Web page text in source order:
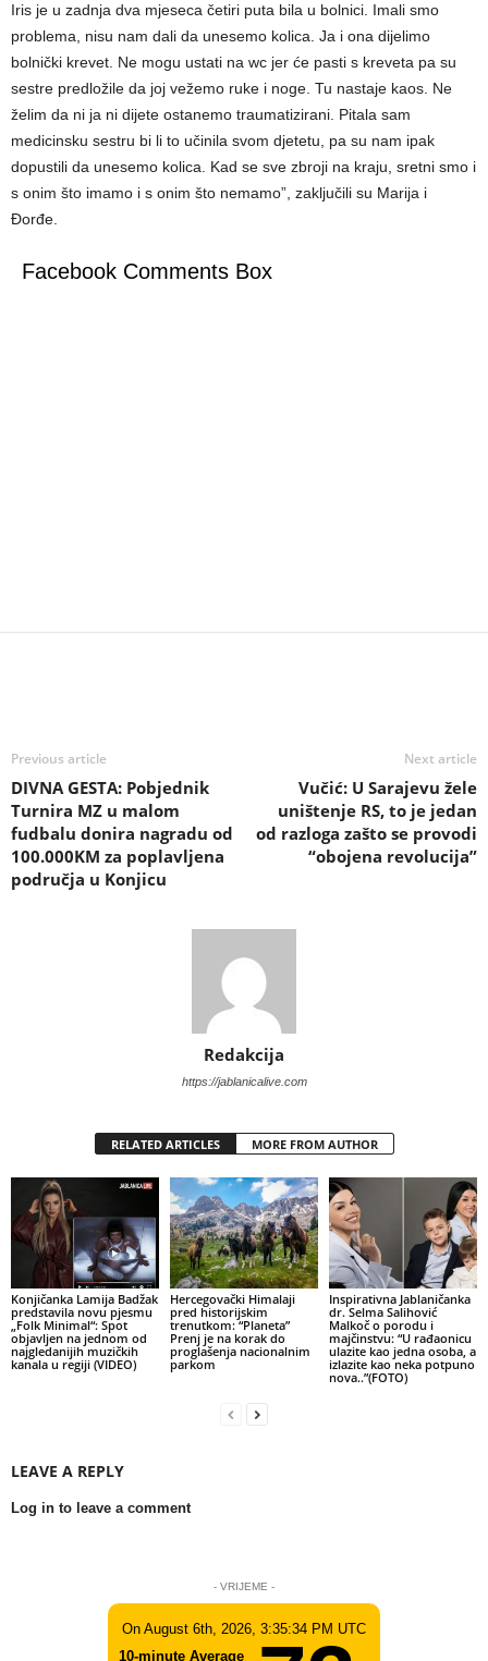
Iris je u zadnja dva mjeseca četiri puta bila u bolnici. Imali smo
problema, nisu nam dali da unesemo kolica. Ja i ona dijelimo
bolnički krevet. Ne mogu ustati na wc jer će pasti s kreveta pa su
sestre predložile da joj vežemo ruke i noge. Tu nastaje kaos. Ne
želim da ni ja ni dijete ostanemo traumatizirani. Pitala sam
medicinsku sestru bi li to učinila svom djetetu, pa su nam ipak
dopustili da unesemo kolica. Kad se sve zbroji na kraju, sretni smo i
s onim što imamo i s onim što nemamo”, zaključili su Marija i
Đorđe.
Facebook Comments Box
Previous article
DIVNA GESTA: Pobjednik
Turnira MZ u malom
fudbalu donira nagradu od
100.000KM za poplavljena
područja u Konjicu
Next article
Vučić: U Sarajevu žele
uništenje RS, to je jedan
od razloga zašto se provodi
“obojena revolucija”
Redakcija
https://jablanicalive.com
RELATED ARTICLES MORE FROM AUTHOR
Konjičanka Lamija Badžak
predstavila novu pjesmu
„Folk Minimal“: Spot
objavljen na jednom od
najgledanijih muzičkih
kanala u regiji (VIDEO)
Hercegovački Himalaji
pred historijskim
trenutkom: “Planeta”
Prenj je na korak do
proglašenja nacionalnim
parkom
Inspirativna Jablaničanka
dr. Selma Salihović
Malkoč o porodu i
majčinstvu: “U rađaonicu
ulazite kao jedna osoba, a
izlazite kao neka potpuno
nova..”(FOTO)
LEAVE A REPLY
Log in to leave a comment
- VRIJEME -
On August 6th, 2026, 3:35:34 PM UTC
10-minute Average